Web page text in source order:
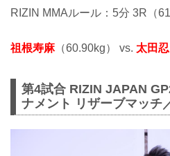
RIZIN MMAルール：5分 3R（
祖根寿麻（60.90kg） vs. 太田忍
第4試合 RIZIN JAPAN
ナメント リザーブマッチ